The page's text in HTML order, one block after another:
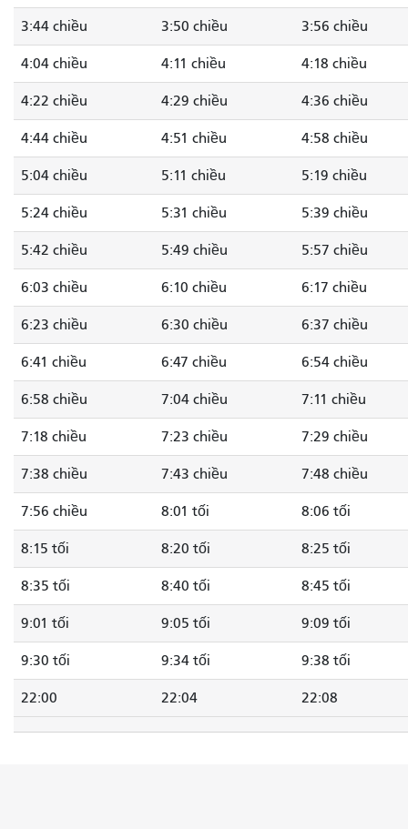
3:44 chiều 3:50 chiều 3:56 chiều
4:04 chiều 4:11 chiều 4:18 chiều
4:22 chiều 4:29 chiều 4:36 chiều
4:44 chiều 4:51 chiều 4:58 chiều
5:04 chiều 5:11 chiều 5:19 chiều
5:24 chiều 5:31 chiều 5:39 chiều
5:42 chiều 5:49 chiều 5:57 chiều
6:03 chiều 6:10 chiều 6:17 chiều
6:23 chiều 6:30 chiều 6:37 chiều
6:41 chiều 6:47 chiều 6:54 chiều
6:58 chiều 7:04 chiều 7:11 chiều
7:18 chiều 7:23 chiều 7:29 chiều
7:38 chiều 7:43 chiều 7:48 chiều
7:56 chiều 8:01 tối 8:06 tối
8:15 tối 8:20 tối 8:25 tối
8:35 tối 8:40 tối 8:45 tối
9:01 tối 9:05 tối 9:09 tối
9:30 tối 9:34 tối 9:38 tối
22:00 22:04 22:08